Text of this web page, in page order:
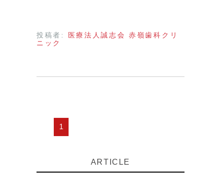
投稿者:
医療法人誠志会 赤嶺歯科クリ
ニック
1
ARTICLE